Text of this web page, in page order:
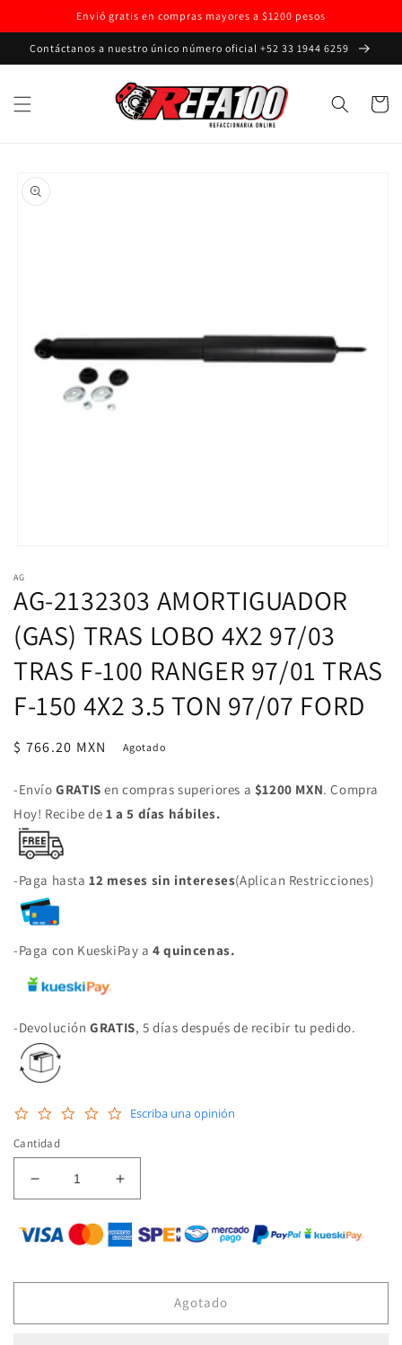
directamente
al contenido
Envió gratis en compras mayores a $1200 pesos
Contáctanos a nuestro único número oficial +52 33 1944 6259
Carrito
a la
información
multimedia
1
en
ventana
modal
AG
AG-2132303 AMORTIGUADOR
(GAS) TRAS LOBO 4X2 97/03
TRAS F-100 RANGER 97/01 TRAS
F-150 4X2 3.5 TON 97/07 FORD
Precio
$ 766.20 MXN Agotado
-EnvíoGRATIS en compras superiores a $1200 MXN. Compra
Hoy! Recibe de 1 a 5 días hábiles.
-Paga hasta12 meses sin intereses(Aplican Restricciones)
-Paga con KueskiPay a4 quincenas.
-DevoluciónGRATIS, 5 días después de recibir tu pedido.
0.0
Escriba una opinión
Cantidad
Reducir
cantidad
para
AG-
AMORTIGUADOR
Aumentar
cantidad
para
AG-
AMORTIGUADOR
Agotado